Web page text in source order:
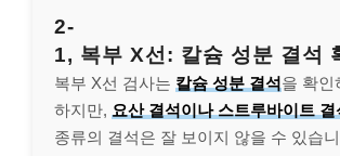
2-
1, 복부 X선: 칼슘 성분 결석
복부 X선 검사는 칼슘 성분 결석을 확인
하지만, 요산 결석이나 스트루바이트 결
종류의 결석은 잘 보이지 않을 수 있습